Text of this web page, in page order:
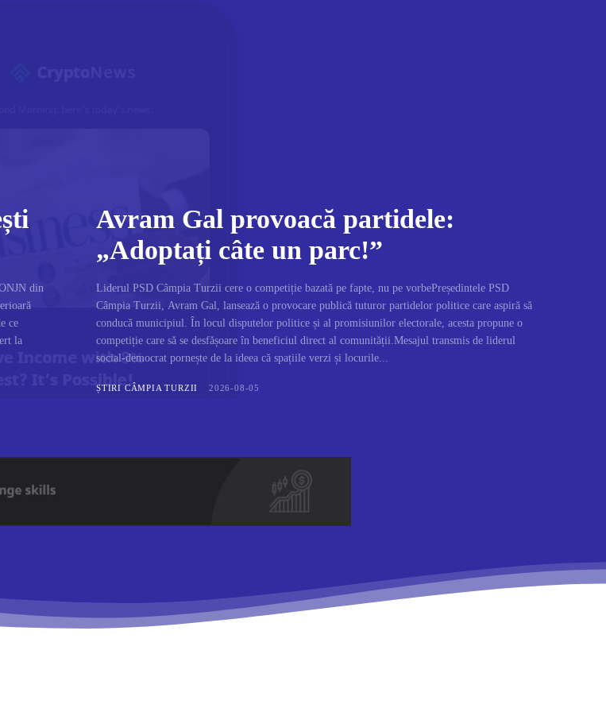
din
ce
la
Avram Gal provoacă partidele:
„Adoptați câte un parc!”
Liderul PSD Câmpia Turzii cere o competiție bazată pe fapte, nu pe vorbePreședintele PSD
Câmpia Turzii, Avram Gal, lansează o provocare publică tuturor partidelor politice care aspiră să
conducă municipiul. În locul disputelor politice și al promisiunilor electorale, acesta propune o
competiție care să se desfășoare în beneficiul direct al comunității.Mesajul transmis de liderul
social-democrat pornește de la ideea că spațiile verzi și locurile...
ȘTIRI CÂMPIA TURZII 2026-08-05